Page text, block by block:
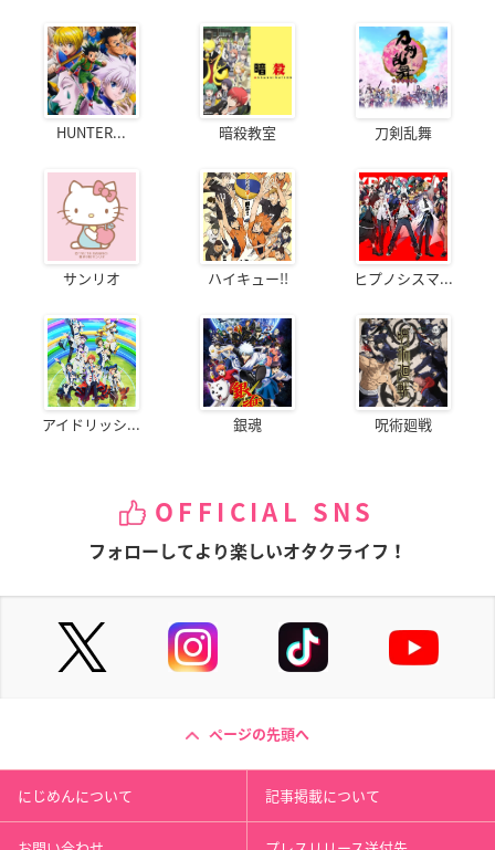
HUNTER... 暗殺教室 刀剣乱舞
サンリオ ハイキュー!! ヒプノシスマ...
アイドリッシ... 銀魂 呪術廻戦
OFFICIAL SNS
フォローしてより楽しいオタクライフ！
ページの先頭へ
にじめんについて 記事掲載について